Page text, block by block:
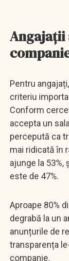
Angajații
Pentru
criteriu
Conform
accepta un
percepută ca
mai ridicată în
ajunge la 53%,
este de 47%.
Aproape 80%
degrabă la un
anunțurile de
transparența
companie.